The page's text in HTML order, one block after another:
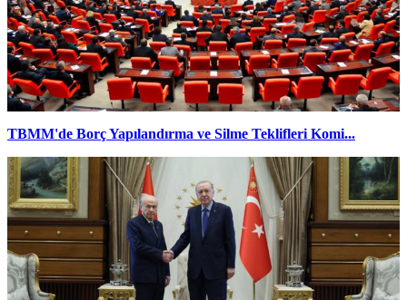
TBMM'de Borç Yapılandırma ve Silme Teklifleri Komi...